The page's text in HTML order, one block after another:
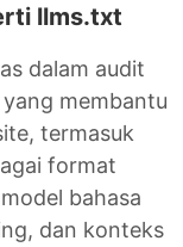
llms.txt
dalam audit
membantu
termasuk
format
bahasa
dan konteks